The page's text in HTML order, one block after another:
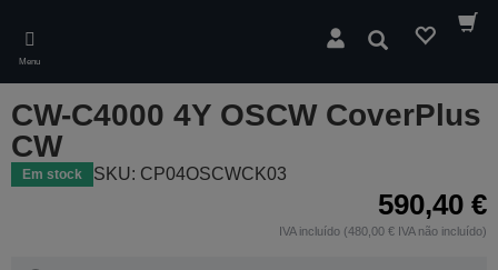
main
content
Menu
Pesquisar
CW-C4000 4Y OSCW CoverPlus
CW
Em stock SKU: CP04OSCWCK03
590,40 €
IVA incluído (480,00 € IVA não incluído)